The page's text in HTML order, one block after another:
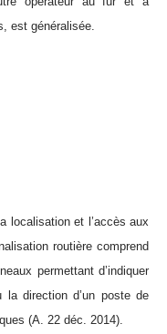
est généralisée.
localisation et l’accès aux
routière comprend
permettant d’indiquer
la direction d’un poste de
(A. 22 déc. 2014).